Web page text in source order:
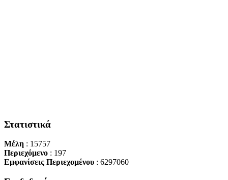
Στατιστικά
Μέλη : 15757
Περιεχόμενο : 197
Εμφανίσεις Περιεχομένου : 6297060